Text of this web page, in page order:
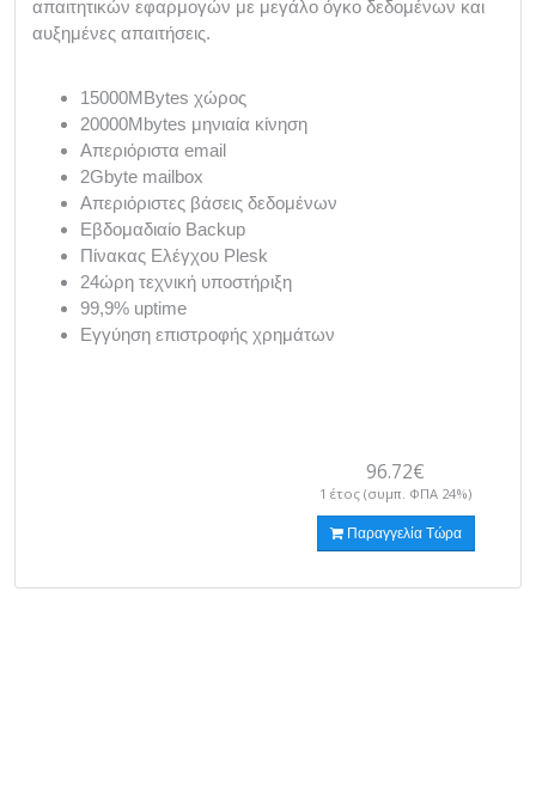
απαιτητικών εφαρμογών με μεγάλο όγκο δεδομένων και
αυξημένες απαιτήσεις.
15000MBytes χώρος
20000Mbytes μηνιαία κίνηση
Απεριόριστα email
2Gbyte mailbox
Απεριόριστες βάσεις δεδομένων
Εβδομαδιαίο Backup
Πίνακας Ελέγχου Plesk
24ώρη τεχνική υποστήριξη
99,9% uptime
Εγγύηση επιστροφής χρημάτων
96.72€
1 έτος (συμπ. ΦΠΑ 24%)
Παραγγελία Τώρα